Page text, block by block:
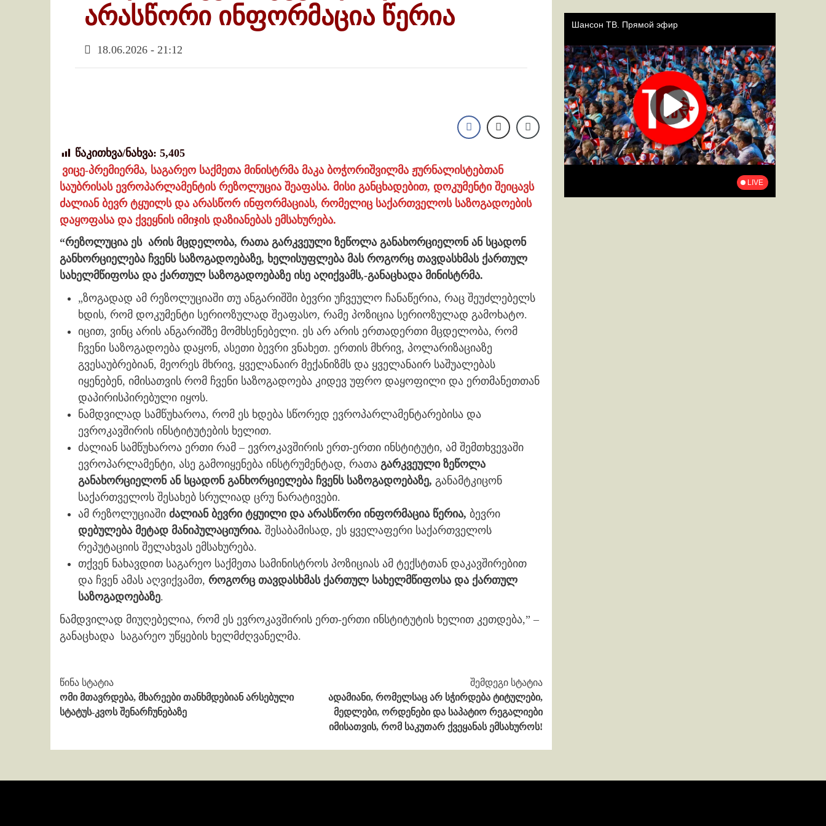
არასწორი ინფორმაცია წერია
18.06.2026 - 21:12
წაკითხვა/ნახვა: 5,405
ვიცე-პრემიერმა, საგარეო საქმეთა მინისტრმა მაკა ბოჭორიშვილმა ჟურნალისტებთან
საუბრისას ევროპარლამენტის რეზოლუცია შეაფასა. მისი განცხადებით, დოკუმენტი შეიცავს
ძალიან ბევრ ტყუილს და არასწორ ინფორმაციას, რომელიც საქართველოს საზოგადოების
დაყოფასა და ქვეყნის იმიჯის დაზიანებას ემსახურება.
“რეზოლუცია ეს არის მცდელობა, რათა გარკვეული ზეწოლა განახორციელონ ან სცადონ
განხორციელება ჩვენს საზოგადოებაზე, ხელისუფლება მას როგორც თავდასხმას ქართულ
სახელმწიფოსა და ქართულ საზოგადოებაზე ისე აღიქვამს,-განაცხადა მინისტრმა.
„ზოგადად ამ რეზოლუციაში თუ ანგარიშში ბევრი უჩვეულო ჩანაწერია, რაც შეუძლებელს
ხდის, რომ დოკუმენტი სერიოზულად შეაფასო, რამე პოზიცია სერიოზულად გამოხატო.
იცით, ვინც არის ანგარიშზე მომხსენებელი. ეს არ არის ერთადერთი მცდელობა, რომ
ჩვენი საზოგადოება დაყონ, ასეთი ბევრი ვნახეთ. ერთის მხრივ, პოლარიზაციაზე
გვესაუბრებიან, მეორეს მხრივ, ყველანაირ მექანიზმს და ყველანაირ საშუალებას
იყენებენ, იმისათვის რომ ჩვენი საზოგადოება კიდევ უფრო დაყოფილი და ერთმანეთთან
დაპირისპირებული იყოს.
ნამდვილად სამწუხაროა, რომ ეს ხდება სწორედ ევროპარლამენტარებისა და
ევროკავშირის ინსტიტუტების ხელით.
ძალიან სამწუხაროა ერთი რამ – ევროკავშირის ერთ-ერთი ინსტიტუტი, ამ შემთხვევაში
ევროპარლამენტი, ასე გამოიყენება ინსტრუმენტად, რათა გარკვეული ზეწოლა
განახორციელონ ან სცადონ განხორციელება ჩვენს საზოგადოებაზე, განამტკიცონ
საქართველოს შესახებ სრულიად ცრუ ნარატივები.
ამ რეზოლუციაში ძალიან ბევრი ტყუილი და არასწორი ინფორმაცია წერია, ბევრი
დებულება მეტად მანიპულაციურია. შესაბამისად, ეს ყველაფერი საქართველოს
რეპუტაციის შელახვას ემსახურება.
თქვენ ნახავდით საგარეო საქმეთა სამინისტროს პოზიციას ამ ტექსტთან დაკავშირებით
და ჩვენ ამას აღვიქვამთ, როგორც თავდასხმას ქართულ სახელმწიფოსა და ქართულ
საზოგადოებაზე.
ნამდვილად მიუღებელია, რომ ეს ევროკავშირის ერთ-ერთი ინსტიტუტის ხელით კეთდება,” –
განაცხადა საგარეო უწყების ხელმძღვანელმა.
Continue
Reading
წინა სტატია
ომი მთავრდება, მხარეები თანხმდებიან არსებული
სტატუს-კვოს შენარჩუნებაზე
შემდეგი სტატია
ადამიანი, რომელსაც არ სჭირდება ტიტულები,
მედლები, ორდენები და საპატიო რეგალიები
იმისათვის, რომ საკუთარ ქვეყანას ემსახუროს!